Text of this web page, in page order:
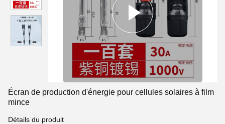
Écran de production d'énergie pour cellules solaires à film
mince
Détails du produit